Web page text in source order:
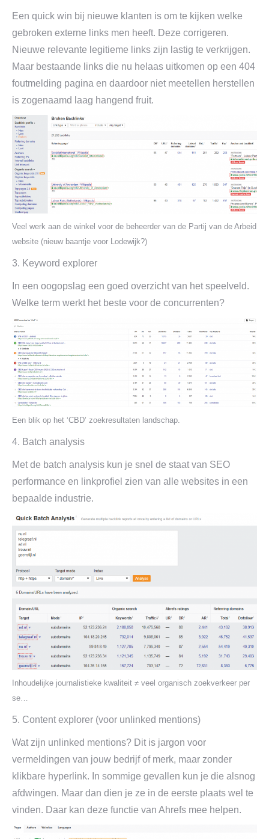
Een quick win bij nieuwe klanten is om te kijken welke
gebroken externe links men heeft. Deze corrigeren.
Nieuwe relevante legitieme links zijn lastig te verkrijgen.
Maar bestaande links die nu helaas uitkomen op een 404
foutmelding pagina en daardoor niet meetellen herstellen
is zogenaamd laag hangend fruit.
Veel werk aan de winkel voor de beheerder van de Partij van de Arbeid
website (nieuw baantje voor Lodewijk?)
3. Keyword explorer
In een oogopslag een goed overzicht van het speelveld.
Welke term werkt het beste voor de concurrenten?
Een blik op het ‘CBD’ zoekresultaten landschap.
4. Batch analysis
Met de batch analysis kun je snel de staat van SEO
performance en linkprofiel zien van alle websites in een
bepaalde industrie.
Inhoudelijke journalistieke kwaliteit ≠ veel organisch zoekverkeer per
se…
5. Content explorer (voor unlinked mentions)
Wat zijn unlinked mentions? Dit is jargon voor
vermeldingen van jouw bedrijf of merk, maar zonder
klikbare hyperlink. In sommige gevallen kun je die alsnog
afdwingen. Maar dan dien je ze in de eerste plaats wel te
vinden. Daar kan deze functie van Ahrefs mee helpen.